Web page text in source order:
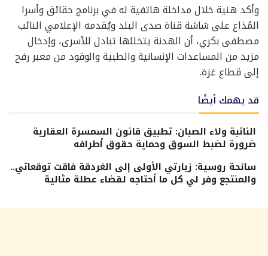
وأكد هنية خلال مداخلة هاتفية له في برنامج حقائق وأسرا
المُذاع على شاشة قناة صدى البلد ويُقدمه الإعلامي النائب
مصطفى بكري، أن الهدنة يتخللها تبادل للأسرى، وإدخال
مزيد من المساعدات الإنسانية والطبية والوقود من معبر رفح
إلى قطاع غزة.
قد يهمك أيضًا
النائبة ولاء الصبان: تطبيق قانون السمسرة العقارية
ضرورة لضبط السوق وحماية حقوق أطرافه
سائحة روسية: زيارتي الأولى إلى الغردقة فاقت توقعاتي..
والمنتجع وفر لي كل ما أحتاجه لقضاء عطلة مثالية